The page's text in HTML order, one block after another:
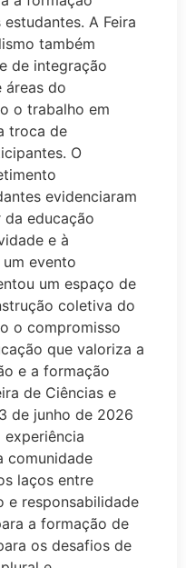
A Feira
também
de integração
áreas do
o trabalho em
troca de
O
evidenciaram
educação
e à
evento
um espaço de
coletiva do
o compromisso
que valoriza a
e a formação
de Ciências e
de junho de 2026
comunidade
laços entre
e responsabilidade
a formação de
os desafios de